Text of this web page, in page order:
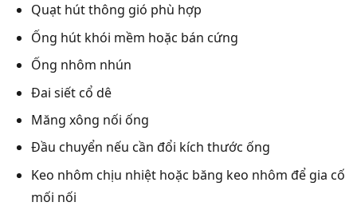
Quạt hút thông gió phù hợp
Ống hút khói mềm hoặc bán cứng
Ống nhôm nhún
Đai siết cổ dê
Măng xông nối ống
Đầu chuyển nếu cần đổi kích thước ống
Keo nhôm chịu nhiệt hoặc băng keo nhôm để gia cố
mối nối